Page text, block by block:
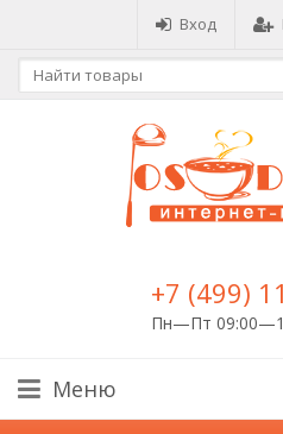
Вход
+7 (499)
Пн—Пт
Меню